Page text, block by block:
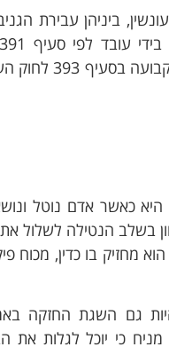
ביניהן עבירת
העונשין, גניבה בידי מנהל הקבועה בסעיף 392 לחוק העונשין
הראשונה היא כאשר אדם נוטל
בשלב הנטילה לשלול
מחזיק בו כדין, מכוח
להיות גם השגת החזקה
כי יוכל לגלות את